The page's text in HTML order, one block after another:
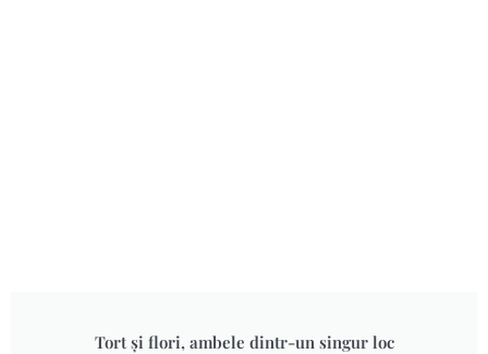
Tort și flori, ambele dintr-un singur loc